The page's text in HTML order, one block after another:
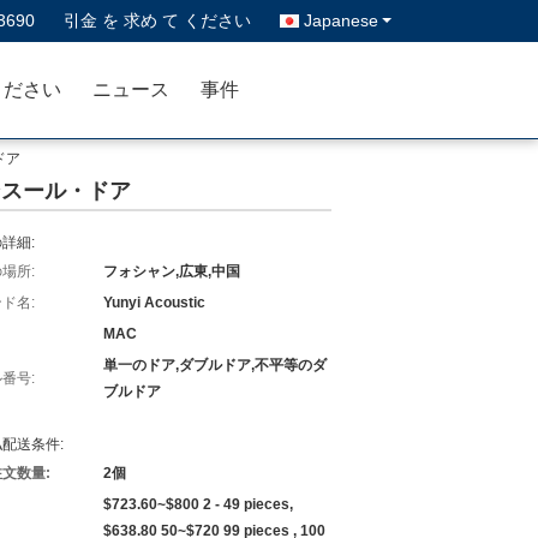
引金 を 求め て ください Japanese
さい ニュース 事件
ア
ール・ドア
細:
所:
フォシャン,広東,中国
名:
Yunyi Acoustic
MAC
号:
単一のドア,ダブルドア,不平等のダ
ブルドア
送条件:
数量:
2個
$723.60~$800 2 - 49 pieces,
$638.80 50~$720 99 pieces , 100